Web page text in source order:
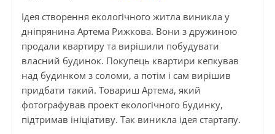
Ідея створення екологічного житла виникла у
дніпрянина Артема Рижкова. Вони з дружиною
продали квартиру та вирішили побудувати
власний будинок. Покупець квартири кепкував
над будинком з соломи, а потім і сам вирішив
придбати такий. Товариш Артема, який
фотографував проект екологічного будинку,
підтримав ініціативу. Так виникла ідея стартапу.